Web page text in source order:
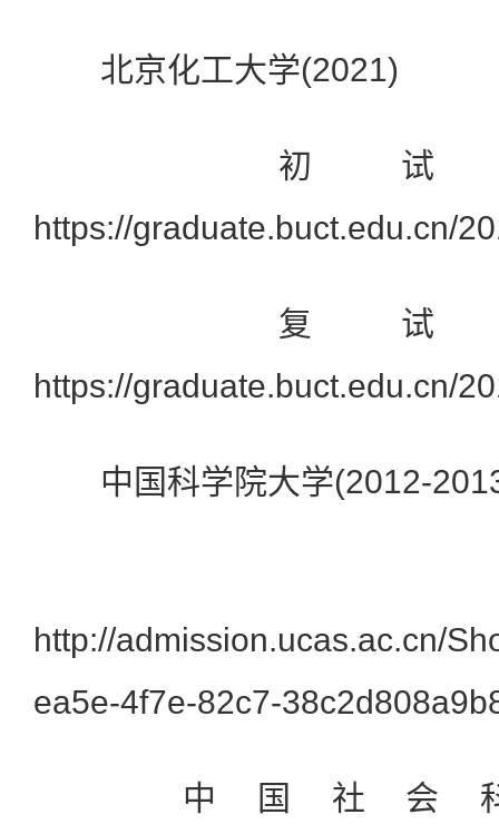
北京化工大学(2021)
初试
https://graduate.buct.edu.cn/
复试
https://graduate.buct.edu.cn/
中国科学院大学(2012-
http://admission.ucas.ac.cn/
ea5e-4f7e-82c7-
中国社会科